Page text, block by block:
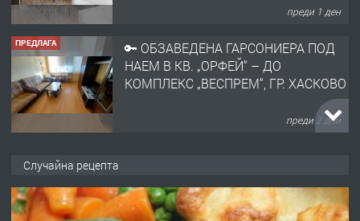
преди 1 ден
ПРЕДЛАГА
🔑 ОБЗАВЕДЕНА ГАРСОНИЕРА ПОД
НАЕМ В КВ. „ОРФЕЙ“ – ДО
КОМПЛЕКС „ВЕСПРЕМ“, ГР. ХАСКОВО
преди 2 дни
АПАРТАМЕНТ В ЦЕНТЪРА НА ГР.
ХАСКОВО
Случайна рецепта